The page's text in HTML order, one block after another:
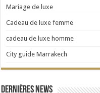
Mariage de luxe
Cadeau de luxe femme
cadeau de luxe homme
City guide Marrakech
Dernières news